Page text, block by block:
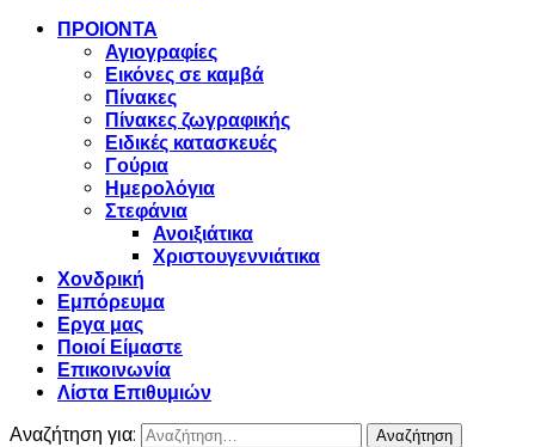
ΠΡΟΙΟΝΤΑ
Αγιογραφίες
Εικόνες σε καμβά
Πίνακες
Πίνακες ζωγραφικής
Ειδικές κατασκευές
Γούρια
Ημερολόγια
Στεφάνια
Ανοιξιάτικα
Χριστουγεννιάτικα
Χονδρική
Εμπόρευμα
Εργα μας
Ποιοί Είμαστε
Επικοινωνία
Λίστα Επιθυμιών
Αναζήτηση για: